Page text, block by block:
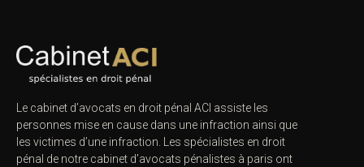
Le cabinet d’avocats en droit pénal ACI assiste les
personnes mise en cause dans une infraction ainsi que
les victimes d’une infraction. Les spécialistes en droit
pénal de notre cabinet d’avocats pénalistes à paris ont